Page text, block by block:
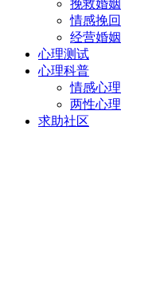
挽救婚姻
情感挽回
经营婚姻
心理测试
心理科普
情感心理
两性心理
求助社区